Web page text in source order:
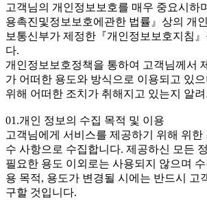
고객님의 개인정보보호를 매우 중요시하
용촉진및정보보호에관한 법률』상의 개
보통신부가 제정한『개인정보보호지침
다.
개인정보보호정책을 통하여 고객님께서
가 어떠한 용도와 방식으로 이용되고 있
위해 어떠한 조치가 취해지고 있는지 알
01.개인 정보의 수집 목적 및 이용
고객님에게 서비스를 제공하기 위해 위한
수 사항으로 수집합니다. 제공하신 모든
필요한 용도 이외로는 사용되지 않으며
용 목적, 용도가 변경될 시에는 반드시 고
구할 것입니다.